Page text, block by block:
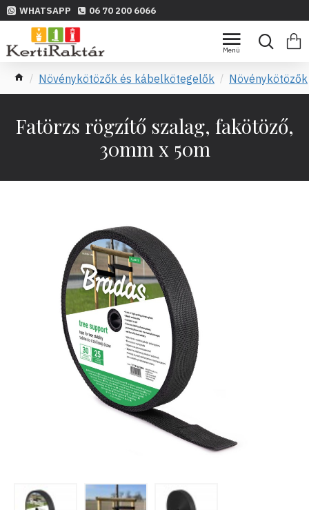
WHATSAPP 06 70 200 6066
Növénykötözők és kábelkötegelők Növénykötözők
Fatörzs rögzítő szalag, fakötöző,
30mm x 50m